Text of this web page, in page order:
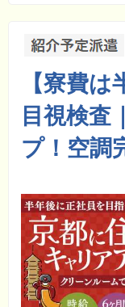
【寮費
目視検査
プ！空調